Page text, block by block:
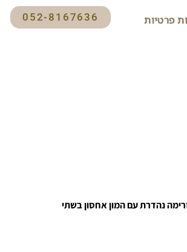
פרטיות 052-8167636
נהדרת עם המון אחסון בשתי